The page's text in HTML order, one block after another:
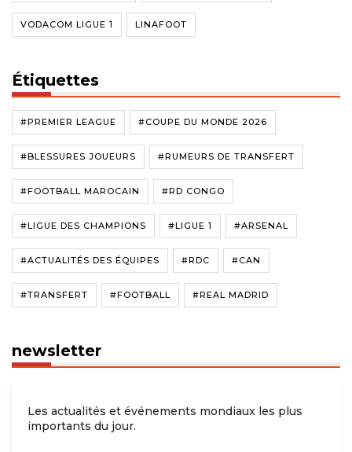
VODACOM LIGUE 1 LINAFOOT
Étiquettes
#PREMIER LEAGUE #COUPE DU MONDE 2026
#BLESSURES JOUEURS #RUMEURS DE TRANSFERT
#FOOTBALL MAROCAIN #RD CONGO
#LIGUE DES CHAMPIONS #LIGUE 1 #ARSENAL
#ACTUALITÉS DES ÉQUIPES #RDC #CAN
#TRANSFERT #FOOTBALL #REAL MADRID
newsletter
Les actualités et événements mondiaux les plus
importants du jour.